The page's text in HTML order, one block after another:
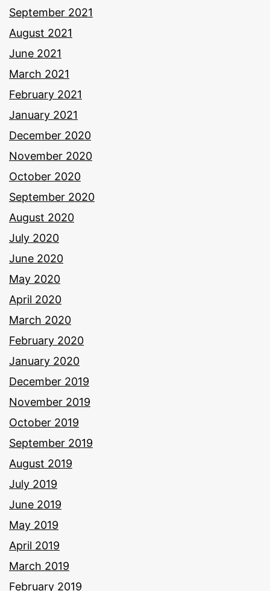
September 2021
August 2021
June 2021
March 2021
February 2021
January 2021
December 2020
November 2020
October 2020
September 2020
August 2020
July 2020
June 2020
May 2020
April 2020
March 2020
February 2020
January 2020
December 2019
November 2019
October 2019
September 2019
August 2019
July 2019
June 2019
May 2019
April 2019
March 2019
February 2019